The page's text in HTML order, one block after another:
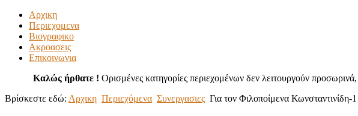
Αρχικη
Περιεχομενα
Βιογραφικο
Ακροασεις
Επικοινωνια
Καλώς ήρθατε ! Ορισμένες κατηγορίες περιεχομένων δεν λειτουργούν προσωρινά,
Βρίσκεστε εδώ: Αρχικη Περιεχόμενα Συνεργασιες Για τον Φιλοποίμενα Κωνσταντινίδη-1